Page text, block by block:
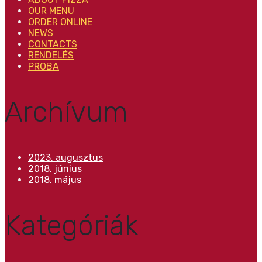
OUR MENU
ORDER ONLINE
NEWS
CONTACTS
RENDELÉS
PROBA
Archívum
2023. augusztus
2018. június
2018. május
Kategóriák